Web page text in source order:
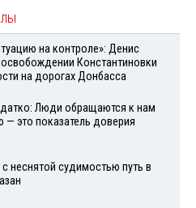
на контроле»: Денис
Константиновки
на дорогах Донбасса
Люди обращаются к нам
это показатель доверия
с неснятой судимостью путь в